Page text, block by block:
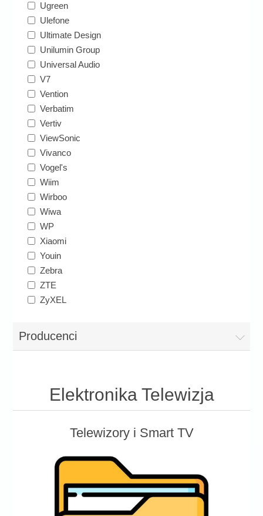
Ugreen
Ulefone
Ultimate Design
Unilumin Group
Universal Audio
V7
Vention
Verbatim
Vertiv
ViewSonic
Vivanco
Vogel's
Wiim
Wirboo
Wiwa
WP
Xiaomi
Youin
Zebra
ZTE
ZyXEL
Producenci
Elektronika Telewizja
Telewizory i Smart TV